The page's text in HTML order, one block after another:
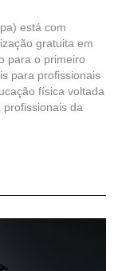
está com
gratuita em
para o primeiro
para profissionais
física voltada
da